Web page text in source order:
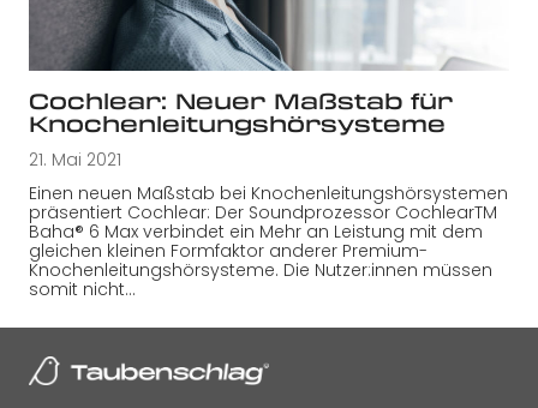
Cochlear: Neuer Maßstab für
Knochenleitungshörsysteme
21. Mai 2021
Einen neuen Maßstab bei Knochenleitungshörsystemen
präsentiert Cochlear: Der Soundprozessor CochlearTM
Baha® 6 Max verbindet ein Mehr an Leistung mit dem
gleichen kleinen Formfaktor anderer Premium-
Knochenleitungshörsysteme. Die Nutzer:innen müssen
somit nicht…